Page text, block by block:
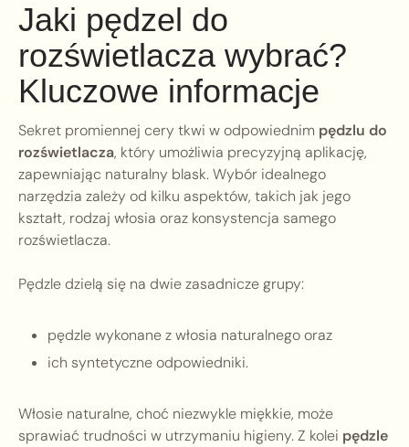
Jaki pędzel do
rozświetlacza wybrać?
Kluczowe informacje
Sekret promiennej cery tkwi w odpowiednim pędzlu do
rozświetlacza, który umożliwia precyzyjną aplikację,
zapewniając naturalny blask. Wybór idealnego
narzędzia zależy od kilku aspektów, takich jak jego
kształt, rodzaj włosia oraz konsystencja samego
rozświetlacza.
Pędzle dzielą się na dwie zasadnicze grupy:
pędzle wykonane z włosia naturalnego oraz
ich syntetyczne odpowiedniki.
Włosie naturalne, choć niezwykle miękkie, może
sprawiać trudności w utrzymaniu higieny. Z kolei pędzle